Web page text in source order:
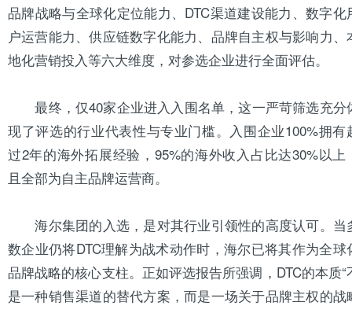
品牌战略与全球化定位能力、DTC渠道建设能力、数字化
户运营能力、供应链数字化能力、品牌自主权与影响力、
地化营销投入等六大维度，对参选企业进行全面评估。
最终，仅40家企业进入入围名单，这一严苛筛选充分
现了评选的行业代表性与专业门槛。入围企业100%拥有
过2年的海外拓展经验，95%的海外收入占比达30%以上
且全部为自主品牌运营商。
海尔集团的入选，是对其行业引领性的高度认可。当
数企业仍将DTC理解为战术动作时，海尔已将其作为全球
品牌战略的核心支柱。正如评选报告所强调，DTC的本质“
是一种销售渠道的替代方案，而是一场关于品牌主权的战